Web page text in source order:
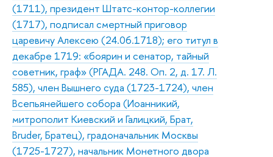
(1711), президент Штатс-контор-коллегии
(1717), подписал смертный приговор
царевичу Алексею (24.06.1718); его титул в
декабре 1719: «боярин и сенатор, тайный
советник, граф» (РГАДА. 248. Оп. 2, д. 17. Л.
585), член Вышнего суда (1723-1724), член
Всепьянейшего собора (Иоанникий,
митрополит Киевский и Галицкий, Брат,
Bruder, Братец), градоначальник Москвы
(1725-1727), начальник Монетного двора